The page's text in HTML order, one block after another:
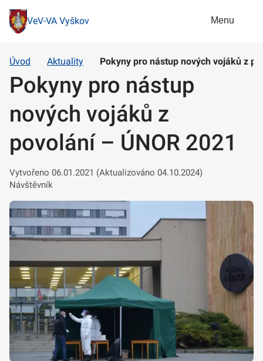
VeV-VA Vyškov Menu
Úvod Aktuality Pokyny pro nástup nových vojáků z
Pokyny pro nástup
nových vojáků z
povolání – ÚNOR 2021
Vytvořeno 06.01.2021 (Aktualizováno 04.10.2024)
Návštěvník